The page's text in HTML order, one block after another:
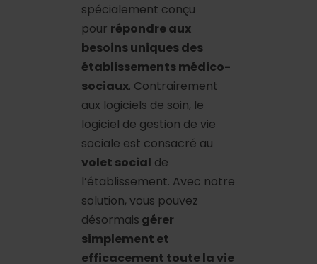
spécialement conçu
pour répondre aux
besoins uniques des
établissements médico-
sociaux. Contrairement
aux logiciels de soin, le
logiciel de gestion de vie
sociale est consacré au
volet social de
l’établissement. Avec notre
solution, vous pouvez
désormais gérer
simplement et
efficacement toute la vie